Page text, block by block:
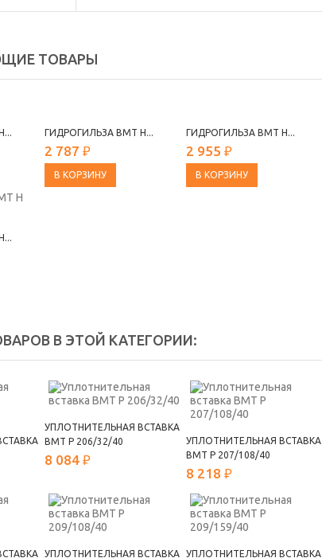
ТОВАРЫ
ГИДРОГИЛЬЗА ВМТ Н...
2 787 ₽
В КОРЗИНУ
ГИДРОГИЛЬЗА ВМТ Н...
2 955 ₽
В КОРЗИНУ
В ЭТОЙ КАТЕГОРИИ:
УПЛОТНИТЕЛЬНАЯ ВСТАВКА
ВМТ Р 206/32/40
8 084 ₽
УПЛОТНИТЕЛЬНАЯ ВСТАВКА
ВМТ Р 207/108/40
8 218 ₽
УПЛОТНИТЕЛЬНАЯ ВСТАВКА
УПЛОТНИТЕЛЬНАЯ ВСТАВКА